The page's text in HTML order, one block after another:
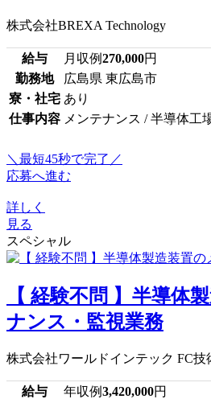
株式会社BREXA Technology
給与 月収例270,000円
勤務地
広島県 東広島市
寮・社宅 あり
仕事内容 メンテナンス / 半導体工
＼最短45秒で完了／
応募へ進む
詳しく
見る
スペシャル
【 経験不問 】半導体
ナンス・監視業務
株式会社ワールドインテック FC技
給与 年収例3,420,000円